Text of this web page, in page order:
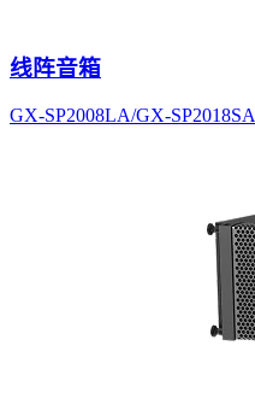
线阵音箱
GX-SP2008LA/GX-SP2018SA